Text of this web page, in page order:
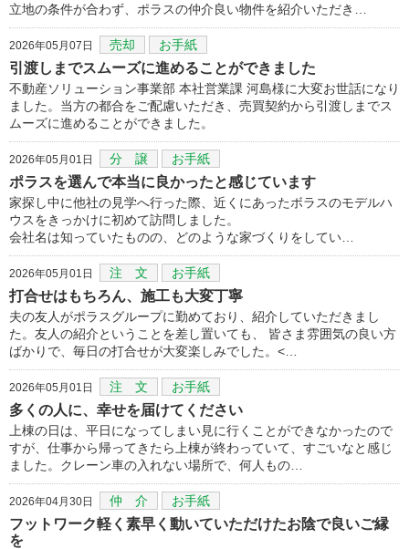
立地の条件が合わず、ポラスの仲介良い物件を紹介いただき…
2026年05月07日 売却 お手紙
引渡しまでスムーズに進めることができました
不動産ソリューション事業部 本社営業課 河島様に大変お世話になり
ました。当方の都合をご配慮いただき、売買契約から引渡しまでス
ムーズに進めることができました。
2026年05月01日 分 譲 お手紙
ポラスを選んで本当に良かったと感じています
家探し中に他社の見学へ行った際、近くにあったボラスのモデルハ
ウスをきっかけに初めて訪問しました。
会社名は知っていたものの、どのような家づくりをしてい…
2026年05月01日 注 文 お手紙
打合せはもちろん、施工も大変丁寧
夫の友人がポラスグループに勤めており、紹介していただきまし
た。友人の紹介ということを差し置いても、 皆さま雰囲気の良い方
ばかりで、毎日の打合せが大変楽しみでした。<…
2026年05月01日 注 文 お手紙
多くの人に、幸せを届けてください
上棟の日は、平日になってしまい見に行くことができなかったので
すが、仕事から帰ってきたら上棟が終わっていて、すごいなと感じ
ました。クレーン車の入れない場所で、何人もの…
2026年04月30日 仲 介 お手紙
フットワーク軽く素早く動いていただけたお陰で良いご縁
を